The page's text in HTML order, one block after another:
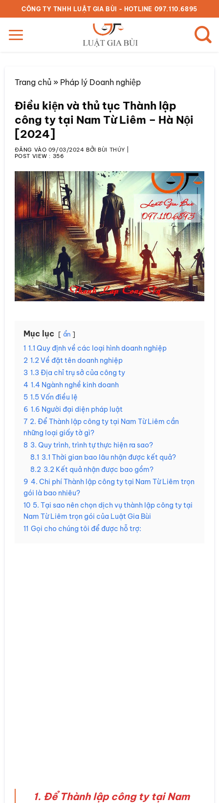
qua
nội
dung
CÔNG TY TNHH LUẬT GIA BÙI - HOTLINE 097.110.6895
Trang chủ» Pháp lý Doanh nghiệp
Điều kiện và thủ tục Thành lập
công ty tại Nam Từ Liêm – Hà Nội
[2024]
ĐĂNG VÀO 09/03/2024 BỞIBÙI THÚY
POST VIEW : 356
Mục lục ẩn
1 1.1 Quy định về các loại hình doanh nghiệp
2 1.2 Về đặt tên doanh nghiệp
3 1.3 Địa chỉ trụ sở của công ty
4 1.4 Ngành nghề kinh doanh
5 1.5 Vốn điều lệ
6 1.6 Người đại diện pháp luật
7 2. Để Thành lập công ty tại Nam Từ Liêm cần
những loại giấy tờ gì?
8 3. Quy trình, trình tự thực hiện ra sao?
8.1 3.1 Thời gian bao lâu nhận được kết quả?
8.2 3.2 Kết quả nhận được bao gồm?
9 4. Chi phí Thành lập công ty tại Nam Từ Liêm trọn
gói là bao nhiêu?
10 5. Tại sao nên chọn dịch vụ thành lập công ty tại
Nam Từ Liêm trọn gói của Luật Gia Bùi
11 Gọi cho chúng tôi để được hỗ trợ:
1. Để Thành lập công ty tại Nam